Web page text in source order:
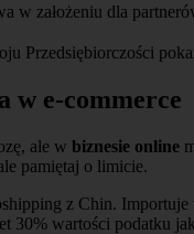
w założeniu dla
Przedsiębiorczości
w e-commerce
ale w biznesie online
pamiętaj o limicie.
z Chin.
30% wartości podatku